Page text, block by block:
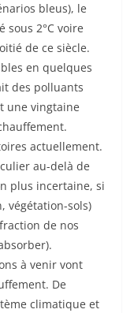
bleus), le
2°C voire
de ce siècle.
en quelques
des polluants
une vingtaine
actuellement.
au-delà de
plus incertaine, si
végétation-sols)
de nos
à venir vont
De
climatique et